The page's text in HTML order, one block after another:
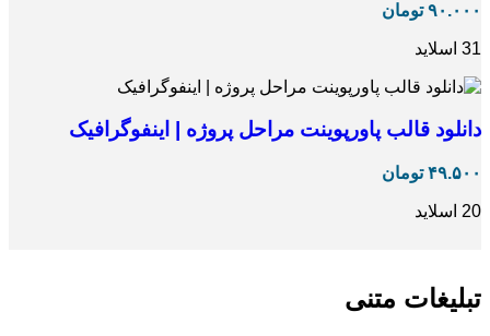
۹۰.۰۰۰ تومان
31 اسلاید
دانلود قالب پاورپوینت مراحل پروژه | اینفوگرافیک
۴۹.۵۰۰ تومان
20 اسلاید
تبلیغات متنی